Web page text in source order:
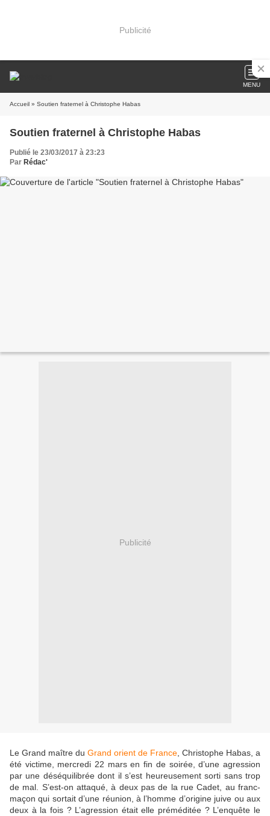
Publicité
MENU
Accueil » Soutien fraternel à Christophe Habas
Soutien fraternel à Christophe Habas
Publié le 23/03/2017 à 23:23
Par Rédac'
Publicité
Le Grand maître du Grand orient de France , Christophe Habas, a
été victime, mercredi 22 mars en fin de soirée, d’une agression
par une déséquilibrée dont il s’est heureusement sorti sans trop
de mal. S’est-on attaqué, à deux pas de la rue Cadet, au franc-
maçon qui sortait d’une réunion, à l’homme d’origine juive ou aux
deux à la fois ? L’agression était elle préméditée ? L’enquête le